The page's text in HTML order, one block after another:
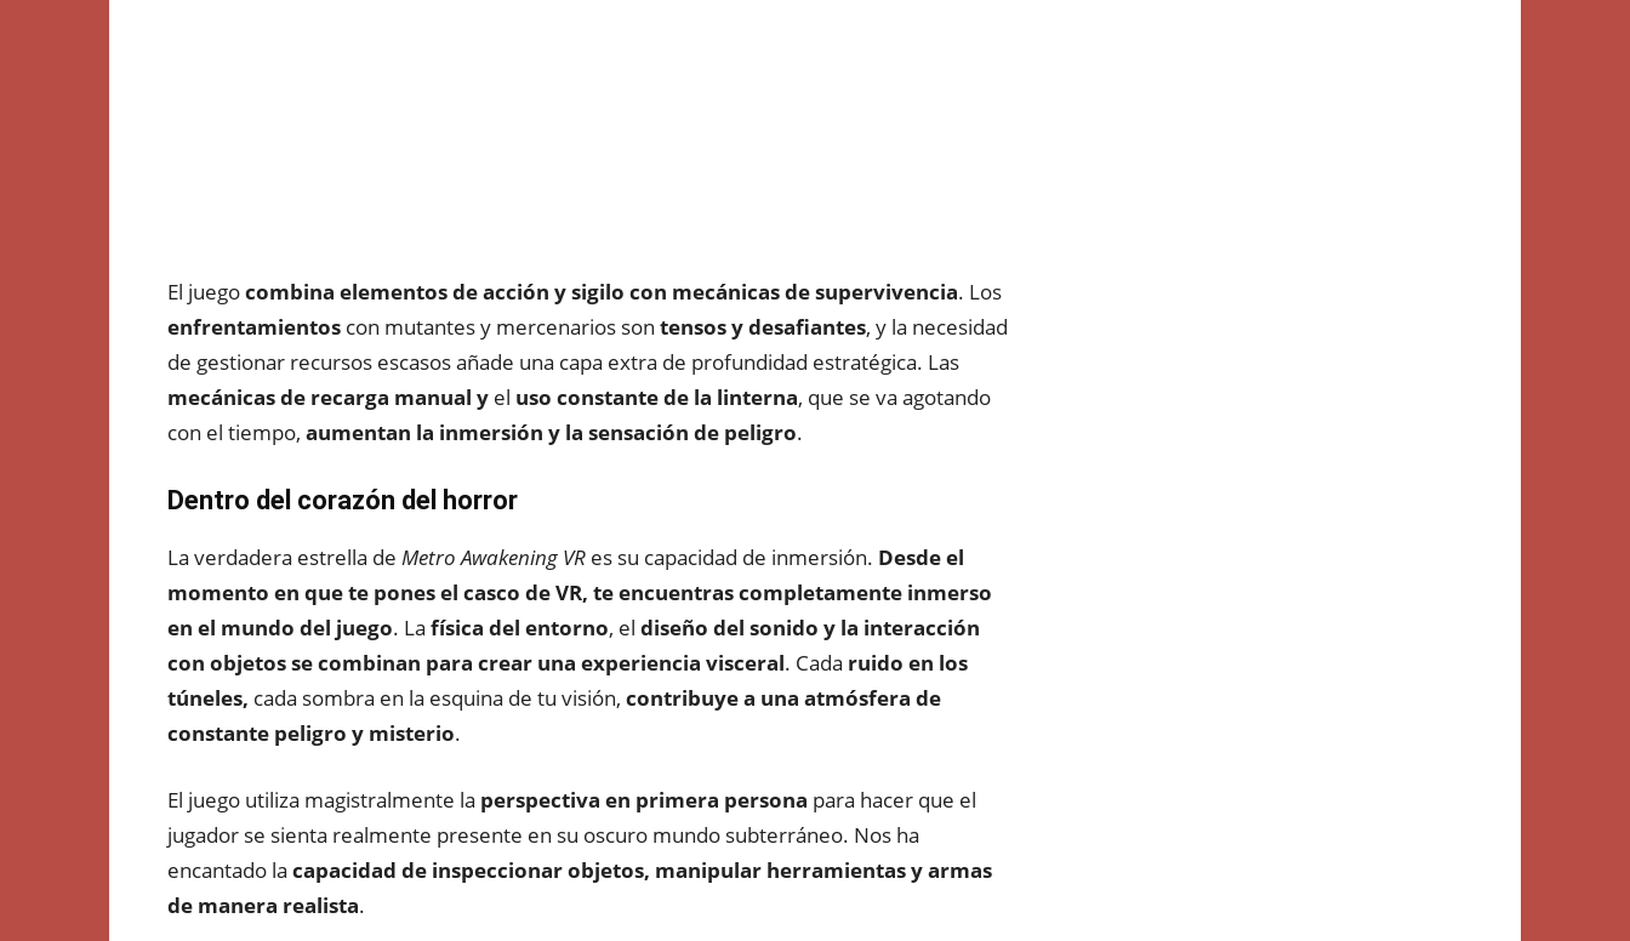
El juegocombina elementos de acción y sigilo con mecánicas de supervivencia. Los
enfrentamientos con mutantes y mercenarios son tensos y desafiantes, y la necesidad
de gestionar recursos escasos añade una capa extra de profundidad estratégica. Las
mecánicas de recarga manual y el uso constante de la linterna, que se va agotando
con el tiempo, aumentan la inmersión y la sensación de peligro.
Dentro del corazón del horror
La verdadera estrella de Metro Awakening VR es su capacidad de inmersión. Desde el
momento en que te pones el casco de VR, te encuentras completamente inmerso
en el mundo del juego. La física del entorno, el diseño del sonido y la interacción
con objetos se combinan para crear una experiencia visceral. Cada ruido en los
túneles, cada sombra en la esquina de tu visión, contribuye a una atmósfera de
constante peligro y misterio.
El juego utiliza magistralmente la perspectiva en primera persona para hacer que el
jugador se sienta realmente presente en su oscuro mundo subterráneo. Nos ha
encantado la capacidad de inspeccionar objetos, manipular herramientas y armas
de manera realista.